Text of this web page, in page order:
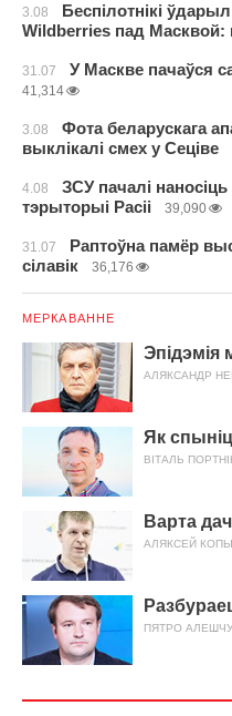
3.08
Беспілотнікі
Wildberries пад
31.07 У Маскве пачаўся
41,314
3.08
Фота беларускага
выклікалі смех у Сеціве
4.08
ЗСУ пачалі
тэрыторыі Расіі
39,090
31.07
Раптоўна памёр
сілавік
36,176
МЕРКАВАННЕ
Эпідэмія
АЛЯКСАНДР
Як
ВІТАЛЬ
Варта
АЛЯКСЕЙ
ПЯТРО